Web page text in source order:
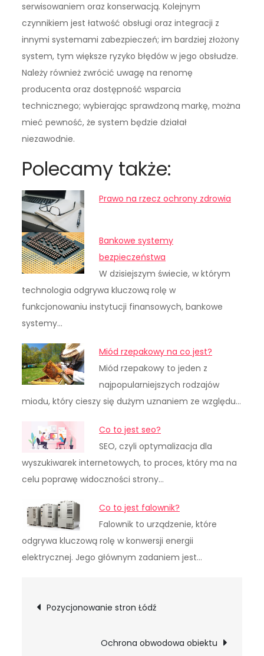
serwisowaniem oraz konserwacją. Kolejnym
czynnikiem jest łatwość obsługi oraz integracji z
innymi systemami zabezpieczeń; im bardziej złożony
system, tym większe ryzyko błędów w jego obsłudze.
Należy również zwrócić uwagę na renomę
producenta oraz dostępność wsparcia
technicznego; wybierając sprawdzoną markę, można
mieć pewność, że system będzie działał
niezawodnie.
Polecamy także:
Prawo na rzecz ochrony zdrowia
Bankowe systemy
bezpieczeństwa
W dzisiejszym świecie, w którym
technologia odgrywa kluczową rolę w
funkcjonowaniu instytucji finansowych, bankowe
systemy…
Miód rzepakowy na co jest?
Miód rzepakowy to jeden z
najpopularniejszych rodzajów
miodu, który cieszy się dużym uznaniem ze względu…
Co to jest seo?
SEO, czyli optymalizacja dla
wyszukiwarek internetowych, to proces, który ma na
celu poprawę widoczności strony…
Co to jest falownik?
Falownik to urządzenie, które
odgrywa kluczową rolę w konwersji energii
elektrycznej. Jego głównym zadaniem jest…
Nawigacja
wpisu
Pozycjonowanie stron Łódź
Ochrona obwodowa obiektu